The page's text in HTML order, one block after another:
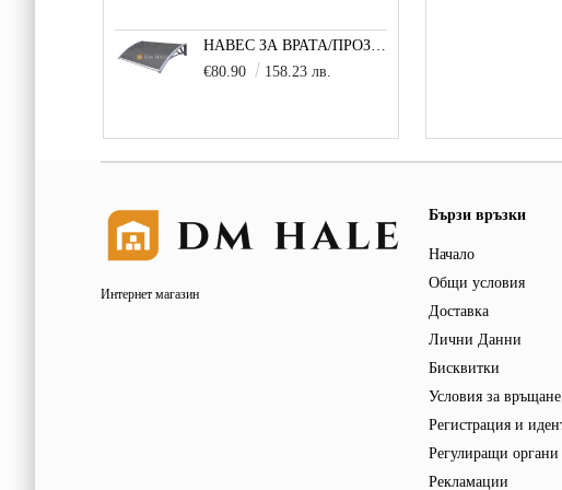
НАВЕС ЗА ВРАТА/ПРОЗОРЕЦ 100Х150 СМ, СИВО-СИВО
€80.90
158.23 лв.
Интернет магазин
Бързи връзки
Начало
Общи условия
Доставка
Лични Данни
Бисквитки
Условия за връщане
Регистрация и
Регулиращи
Рекламации